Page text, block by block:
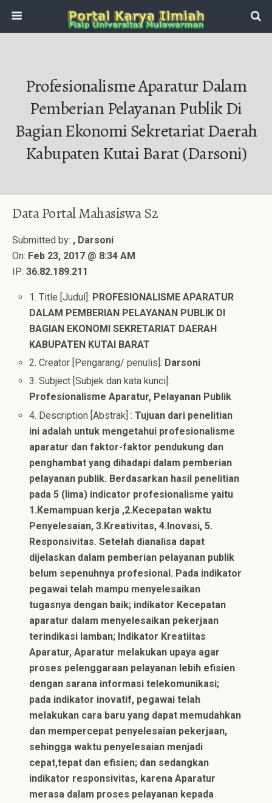
Profesionalisme Aparatur Dalam
Pemberian Pelayanan Publik Di
Bagian Ekonomi Sekretariat Daerah
Kabupaten Kutai Barat (Darsoni)
Data Portal Mahasiswa S2
Submitted by: , Darsoni
On: Feb 23, 2017 @ 8:34 AM
IP: 36.82.189.211
1. Title [Judul]: PROFESIONALISME APARATUR
DALAM PEMBERIAN PELAYANAN PUBLIK DI
BAGIAN EKONOMI SEKRETARIAT DAERAH
KABUPATEN KUTAI BARAT
2. Creator [Pengarang/ penulis]: Darsoni
3. Subject [Subjek dan kata kunci]:
Profesionalisme Aparatur, Pelayanan Publik
4. Description [Abstrak] :Tujuan dari penelitian
ini adalah untuk mengetahui profesionalisme
aparatur dan faktor-faktor pendukung dan
penghambat yang dihadapi dalam pemberian
pelayanan publik. Berdasarkan hasil penelitian
pada 5 (lima) indicator profesionalisme yaitu
1.Kemampuan kerja ,2.Kecepatan waktu
Penyelesaian, 3.Kreativitas, 4.Inovasi, 5.
Responsivitas. Setelah dianalisa dapat
dijelaskan dalam pemberian pelayanan publik
belum sepenuhnya profesional. Pada indikator
pegawai telah mampu menyelesaikan
tugasnya dengan baik; indikator Kecepatan
aparatur dalam menyelesaikan pekerjaan
terindikasi lamban; Indikator Kreatiitas
Aparatur, Aparatur melakukan upaya agar
proses pelenggaraan pelayanan lebih efisien
dengan sarana informasi telekomunikasi;
pada indikator inovatif, pegawai telah
melakukan cara baru yang dapat memudahkan
dan mempercepat penyelesaian pekerjaan,
sehingga waktu penyelesaian menjadi
cepat,tepat dan efisien; dan sedangkan
indikator responsivitas, karena Aparatur
merasa dalam proses pelayanan kepada